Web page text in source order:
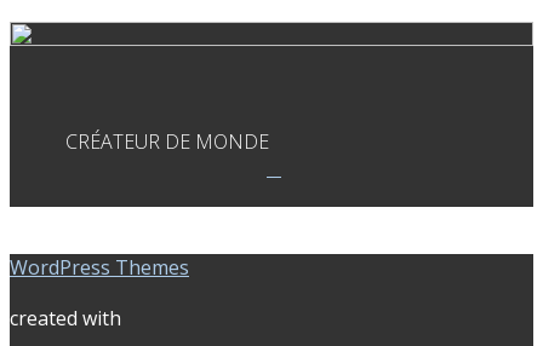
CRÉATEUR DE MONDE
WordPress Themes
created with